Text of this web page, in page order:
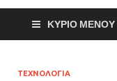
ΚΎΡΙΟ ΜΕΝΟΎ
ΤΕΧΝΟΛΟΓΙΑ